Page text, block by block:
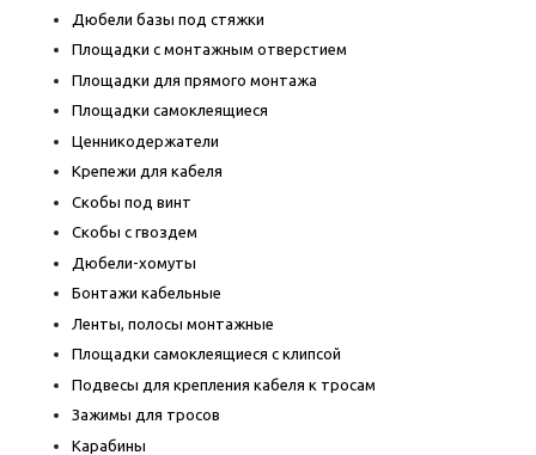
Дюбели базы под стяжки
Площадки с монтажным отверстием
Площадки для прямого монтажа
Площадки самоклеящиеся
Ценникодержатели
Крепежи для кабеля
Скобы под винт
Скобы с гвоздем
Дюбели-хомуты
Бонтажи кабельные
Ленты, полосы монтажные
Площадки самоклеящиеся с клипсой
Подвесы для крепления кабеля к тросам
Зажимы для тросов
Карабины